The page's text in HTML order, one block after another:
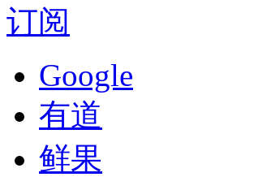
订阅
Google
有道
鲜果